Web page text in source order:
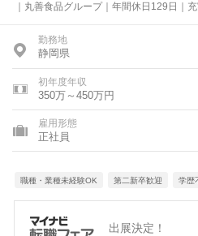
｜丸善食品グループ｜年間休日129日｜充
勤務地
静岡県
初年度年収
350万～450万円
雇用形態
正社員
職種・業種未経験OK 第二新卒歓迎 学歴
出展決定！